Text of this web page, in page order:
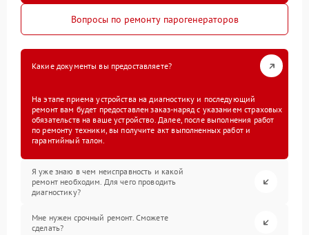
Вопросы по ремонту парогенераторов
Какие документы вы предоставляете?
На этапе приема устройства на диагностику и последующий
ремонт вам будет предоставлен заказ-наряд с указанием страховых
обязательств на ваше устройство. Далее, после выполнения работ
по ремонту техники, вы получите акт выполненных работ и
гарантийный талон.
Я уже знаю в чем неисправность и какой
ремонт необходим. Для чего проводить
диагностику?
Мне нужен срочный ремонт. Сможете
сделать?